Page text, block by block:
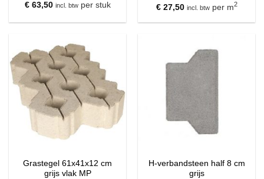
€63,50 incl. btwper stuk €27,50 incl. btwper m2
Grastegel 61x41x12 cm
grijs vlak MP
H-verbandsteen half 8 cm
grijs